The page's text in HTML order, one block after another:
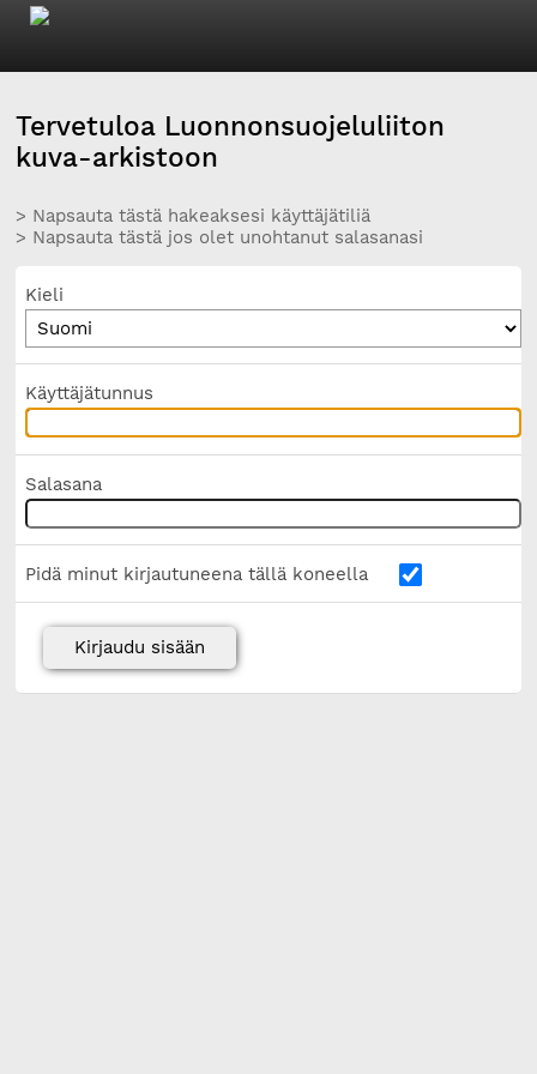
Tervetuloa Luonnonsuojeluliiton
kuva-arkistoon
> Napsauta tästä hakeaksesi käyttäjätiliä
> Napsauta tästä jos olet unohtanut salasanasi
Kieli
Käyttäjätunnus
Salasana
Pidä minut kirjautuneena tällä koneella